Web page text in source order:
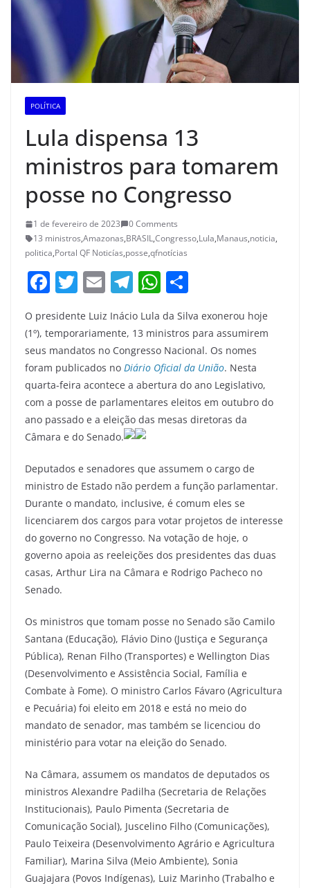
POLÍTICA
Lula dispensa 13
ministros para tomarem
posse no Congresso
1 de fevereiro de 2023
0 Comments
13 ministros,Amazonas,BRASIL,Congresso,Lula,Manaus,noticia,
politica,Portal QF Noticías,posse,qfnotícias
F
a
c
e
b
o
o
k
T
itt
er
E
m
ai
l
T
e
gr
a
m
W
h
at
s
A
p
p
ar
e
O presidente Luiz Inácio Lula da Silva exonerou hoje
(1º), temporariamente, 13 ministros para assumirem
seus mandatos no Congresso Nacional. Os nomes
foram publicados no Diário Oficial da União. Nesta
quarta-feira acontece a abertura do ano Legislativo,
com a posse de parlamentares eleitos em outubro do
ano passado e a eleição das mesas diretoras da
Câmara e do Senado.
Deputados e senadores que assumem o cargo de
ministro de Estado não perdem a função parlamentar.
Durante o mandato, inclusive, é comum eles se
licenciarem dos cargos para votar projetos de interesse
do governo no Congresso. Na votação de hoje, o
governo apoia as reeleições dos presidentes das duas
casas, Arthur Lira na Câmara e Rodrigo Pacheco no
Senado.
Os ministros que tomam posse no Senado são Camilo
Santana (Educação), Flávio Dino (Justiça e Segurança
Pública), Renan Filho (Transportes) e Wellington Dias
(Desenvolvimento e Assistência Social, Família e
Combate à Fome). O ministro Carlos Fávaro (Agricultura
e Pecuária) foi eleito em 2018 e está no meio do
mandato de senador, mas também se licenciou do
ministério para votar na eleição do Senado.
Na Câmara, assumem os mandatos de deputados os
ministros Alexandre Padilha (Secretaria de Relações
Institucionais), Paulo Pimenta (Secretaria de
Comunicação Social), Juscelino Filho (Comunicações),
Paulo Teixeira (Desenvolvimento Agrário e Agricultura
Familiar), Marina Silva (Meio Ambiente), Sonia
Guajajara (Povos Indígenas), Luiz Marinho (Trabalho e